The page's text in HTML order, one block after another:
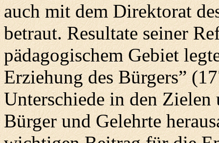
auch mit dem Direktorat
betraut. Resultate seiner
pädagogischem Gebiet
Erziehung des Bürgers”
Unterschiede in den
Bürger und Gelehrte